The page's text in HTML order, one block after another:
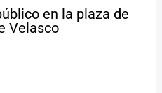
en la plaza de
Velasco